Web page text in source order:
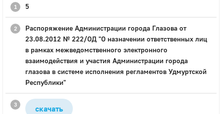
5
Распоряжение Администрации города Глазова от
23.08.2012 № 222/ОД "О назначении ответственных лиц
в рамках межведомственного электронного
взаимодействия и участия Администрации города
глазова в системе исполнения регламентов Удмуртской
Республики"
скачать